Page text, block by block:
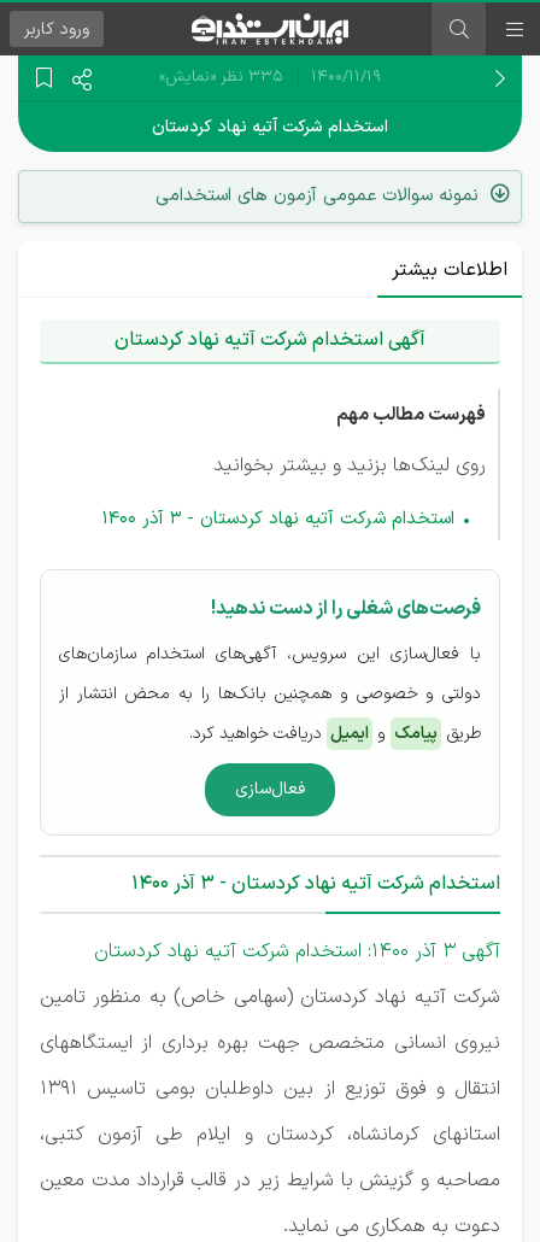
ورود کاربر
۱۴۰۰/۱۱/۱۹ 335 نظر «نمایش»
استخدام شرکت آتیه نهاد کردستان
نمونه سوالات عمومی آزمون های استخدامی
اطلاعات بیشتر
آگهی استخدام شرکت آتیه نهاد کردستان
فهرست مطالب مهم
روی لینک‌ها بزنید و بیشتر بخوانید
استخدام شرکت آتیه نهاد کردستان - 3 آذر 1400
فرصت‌های شغلی را از دست ندهید!
با فعال‌سازی این سرویس، آگهی‌های استخدام سازمان‌های
دولتی و خصوصی و همچنین بانک‌ها را به محض انتشار از
طریق پیامک و ایمیل دریافت خواهید کرد.
فعال‌سازی
استخدام شرکت آتیه نهاد کردستان - 3 آذر 1400
آگهی 3 آذر 1400: استخدام شرکت آتیه نهاد کردستان
شرکت آتیه نهاد کردستان (سهامی خاص) به منظور تامین
نیروی انسانی متخصص جهت بهره برداری از ایستگاههای
انتقال و فوق توزیع از بین داوطلبان بومی تاسیس 1391
استانهای کرمانشاه، کردستان و ایلام طی آزمون کتبی،
مصاحبه و گزینش با شرایط زیر در قالب قرارداد مدت معین
دعوت به همکاری می نماید.